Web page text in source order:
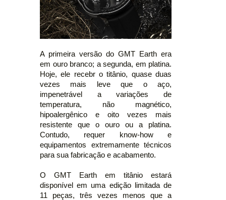
A primeira versão do GMT Earth era
em ouro branco; a segunda, em platina.
Hoje, ele recebr o titânio, quase duas
vezes mais leve que o aço,
impenetrável a variações de
temperatura, não magnético,
hipoalergênico e oito vezes mais
resistente que o ouro ou a platina.
Contudo, requer know-how e
equipamentos extremamente técnicos
para sua fabricação e acabamento.
O GMT Earth em titânio estará
disponível em uma edição limitada de
11 peças, três vezes menos que a